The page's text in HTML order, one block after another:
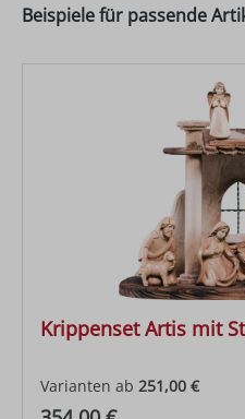
Beispiele für passende
Krippenset Artis mit
Varianten ab 251,00 €